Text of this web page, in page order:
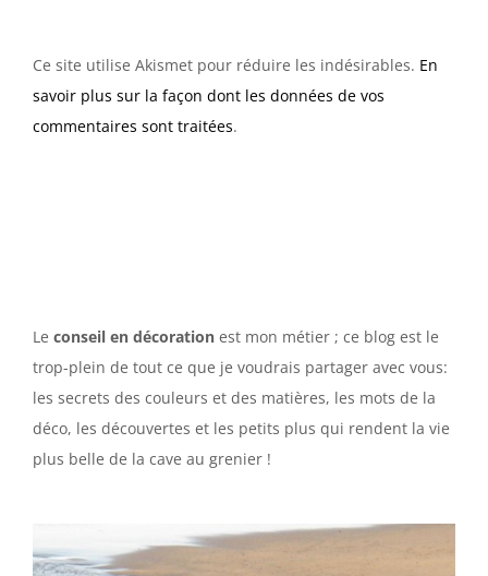
Ce site utilise Akismet pour réduire les indésirables. En
savoir plus sur la façon dont les données de vos
commentaires sont traitées.
Le conseil en décoration est mon métier ; ce blog est le
trop-plein de tout ce que je voudrais partager avec vous:
les secrets des couleurs et des matières, les mots de la
déco, les découvertes et les petits plus qui rendent la vie
plus belle de la cave au grenier !